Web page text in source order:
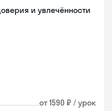
и увлечённости
от 1590 ₽ / урок